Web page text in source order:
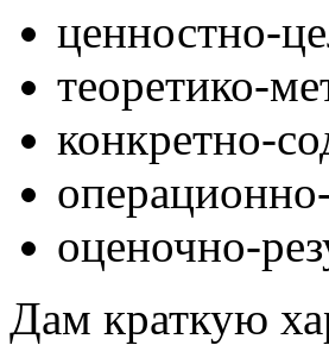
ценностно-
теоретико-
конкретно-
оценочно-
Дам краткую